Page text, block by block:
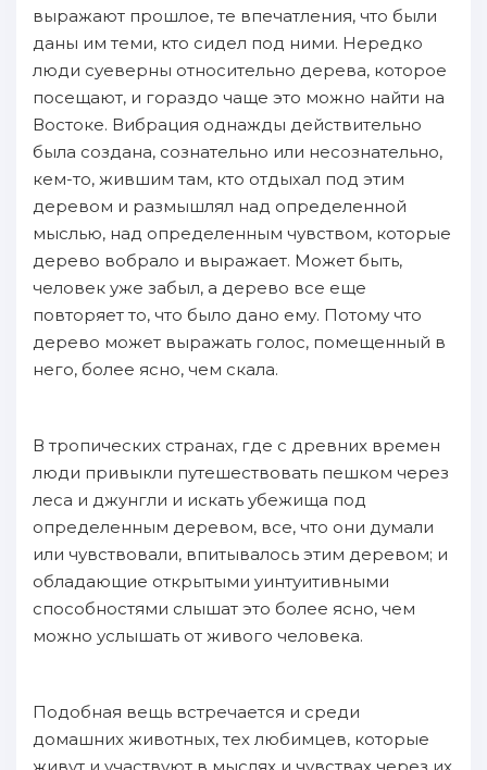
выражают прошлое, те впечатления, что были
даны им теми, кто сидел под ними. Нередко
люди суеверны относительно дерева, которое
посещают, и гораздо чаще это можно найти на
Востоке. Вибрация однажды действительно
была создана, сознательно или несознательно,
кем-то, жившим там, кто отдыхал под этим
деревом и размышлял над определенной
мыслью, над определенным чувством, которые
дерево вобрало и выражает. Может быть,
человек уже забыл, а дерево все еще
повторяет то, что было дано ему. Потому что
дерево может выражать голос, помещенный в
него, более ясно, чем скала.
В тропических странах, где с древних времен
люди привыкли путешествовать пешком через
леса и джунгли и искать убежища под
определенным деревом, все, что они думали
или чувствовали, впитывалось этим деревом; и
обладающие открытыми yинтуитивными
способностями слышат это более ясно, чем
можно услышать от живого человека.
Подобная вещь встречается и среди
домашних животных, тех любимцев, которые